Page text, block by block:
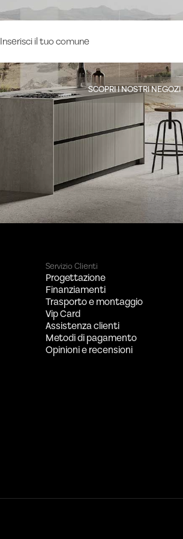
SCOPRI I NOSTRI NEGOZI
Servizio Clienti
Progettazione
Finanziamenti
Trasporto e montaggio
Vip Card
Assistenza clienti
Metodi di pagamento
Opinioni e recensioni